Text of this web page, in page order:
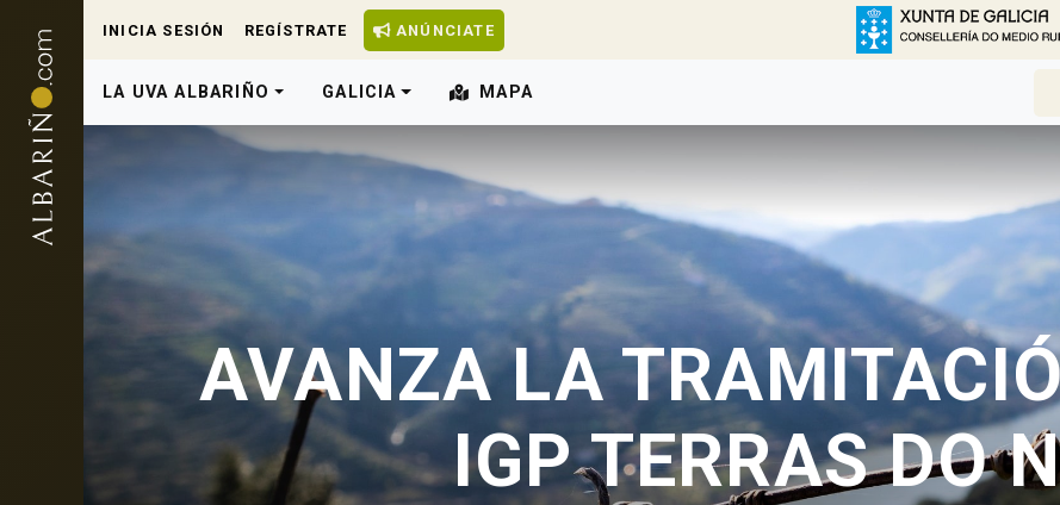
INICIA SESIÓN REGÍSTRATE ANÚNCIATE
LA UVA ALBARIÑO GALICIA MAPA
AVANZA LA
IGP TERRAS DO